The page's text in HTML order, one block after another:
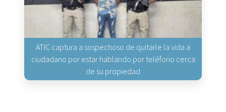
ATIC captura a sospechoso de quitarle la vida a
ciudadano por estar hablando por teléfono cerca
de su propiedad